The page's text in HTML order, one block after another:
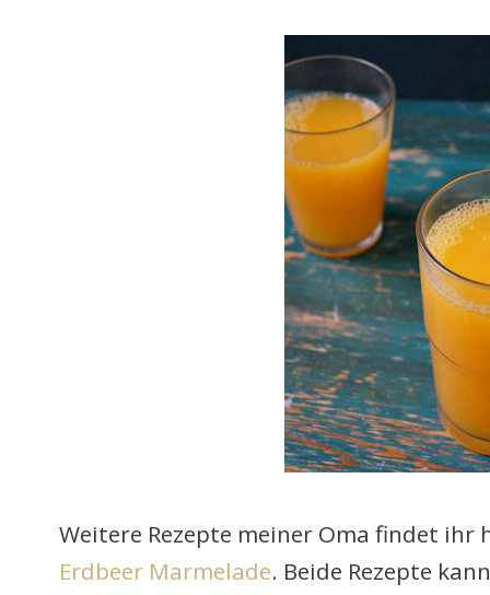
Weitere Rezepte meiner Oma findet ihr
Erdbeer Marmelade. Beide Rezepte